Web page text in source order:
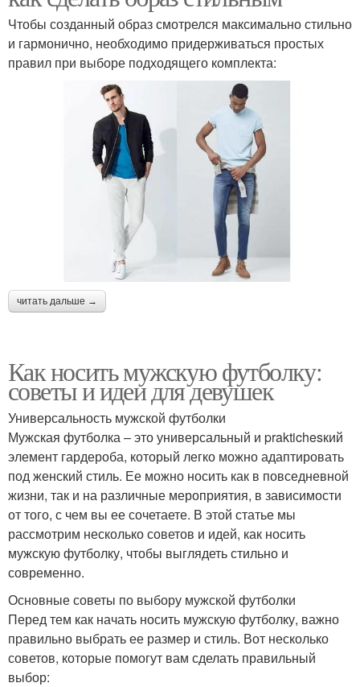
Чтобы созданный образ смотрелся максимально стильно
и гармонично, необходимо придерживаться простых
правил при выборе подходящего комплекта:
читать дальше →
Как носить мужскую футболку:
советы и идеи для девушек
Универсальность мужской футболки
Мужская футболка – это универсальный и praktichesкий
элемент гардероба, который легко можно адаптировать
под женский стиль. Ее можно носить как в повседневной
жизни, так и на различные мероприятия, в зависимости
от того, с чем вы ее сочетаете. В этой статье мы
рассмотрим несколько советов и идей, как носить
мужскую футболку, чтобы выглядеть стильно и
современно.
Основные советы по выбору мужской футболки
Перед тем как начать носить мужскую футболку, важно
правильно выбрать ее размер и стиль. Вот несколько
советов, которые помогут вам сделать правильный
выбор: